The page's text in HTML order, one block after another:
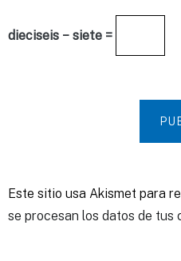
dieciseis − siete =
Este sitio usa Akismet para
se procesan los datos de tus